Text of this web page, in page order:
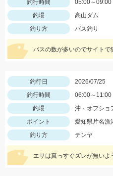
釣行時間
05:00～09:00
釣場
高山ダム
釣り方
バス釣り
バスの数が多いのでサイトで
釣行日
2026/07/25
釣行時間
06:00～11:00
釣場
沖・オフショ
ポイント
愛知県片名
釣り方
テンヤ